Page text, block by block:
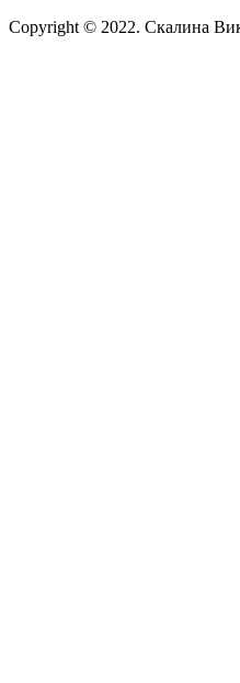
Copyright © 2022. Скалина